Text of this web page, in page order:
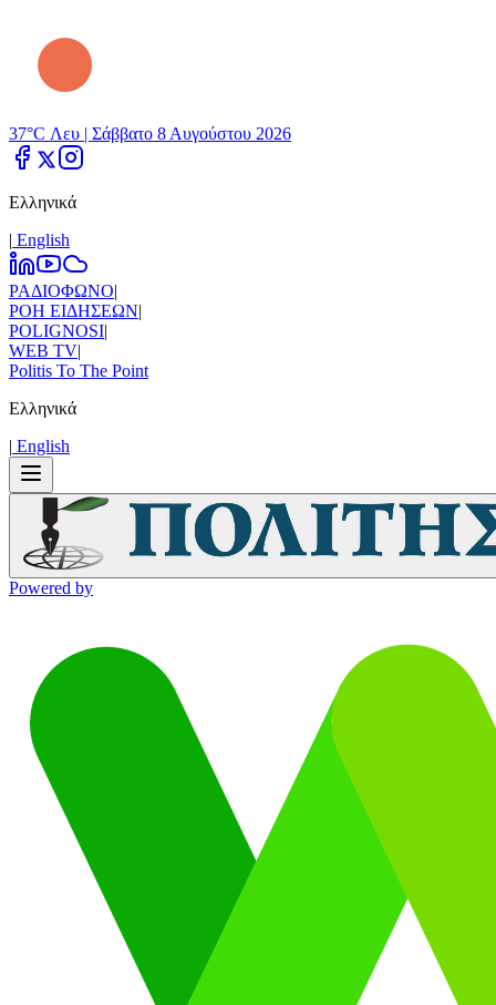
37°C Λευ | Σάββατο 8 Αυγούστου 2026
Ελληνικά
| Εnglish
ΡΑΔΙΟΦΩΝΟ|
ΡΟΗ ΕΙΔΗΣΕΩΝ|
POLIGNOSI|
WEB TV|
Politis To The Point
Ελληνικά
| Εnglish
Powered by